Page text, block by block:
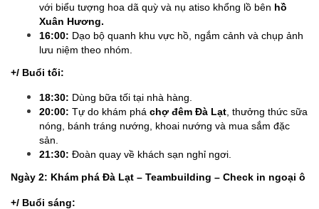
với biểu tượng hoa dã quỳ và nụ atiso khổng lồ bên hồ
Xuân Hương.
16:00: Dạo bộ quanh khu vực hồ, ngắm cảnh và chụp ảnh
lưu niệm theo nhóm.
+/ Buổi tối:
18:30: Dùng bữa tối tại nhà hàng.
20:00: Tự do khám phá chợ đêm Đà Lạt , thưởng thức sữa
nóng, bánh tráng nướng, khoai nướng và mua sắm đặc
sản.
21:30: Đoàn quay về khách sạn nghỉ ngơi.
Ngày 2: Khám phá Đà Lạt – Teambuilding – Check in ngoại ô
+/ Buổi sáng: